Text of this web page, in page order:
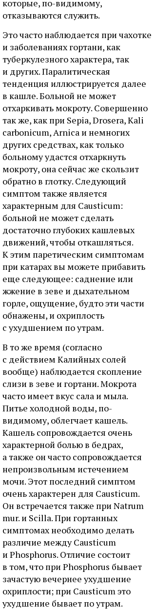
которые, по-видимому,
отказываются служить.
Это часто наблюдается при чахотке
и заболеваниях гортани, как
туберкулезного характера, так
и других. Паралитическая
тенденция иллюстрируется далее
в кашле. Больной не может
отхаркивать мокроту. Совершенно
так же, как при Sepia, Drosera, Kali
carbonicum, Arnica и немногих
других средствах, как только
больному удастся отхаркнуть
мокроту, она сейчас же скользит
обратно в глотку. Следующий
симптом также является
характерным для Causticum:
больной не может сделать
достаточно глубоких кашлевых
движений, чтобы откашляться.
К этим паретическим симптомам
при катарах вы можете прибавить
еще следующее: саднение или
жжение в зеве и дыхательном
горле, ощущение, будто эти части
обнажены, и охриплость
с ухудшением по утрам.
В то же время (согласно
с действием Калийных солей
вообще) наблюдается скопление
слизи в зеве и гортани. Мокрота
часто имеет вкус сала и мыла.
Питье холодной воды, по-
видимому, облегчает кашель.
Кашель сопровождается очень
характерной болью в бедрах,
а также он часто сопровождается
непроизвольным истечением
мочи. Этот последний симптом
очень характерен для Causticum.
Он встречается также при Natrum
mur. и Scilla. При гортанных
симптомах необходимо делать
различие между Causticum
и Phosphorus. Отличие состоит
в том, что при Phosphorus бывает
зачастую вечернее ухудшение
охриплости; при Causticum это
ухудшение бывает по утрам.